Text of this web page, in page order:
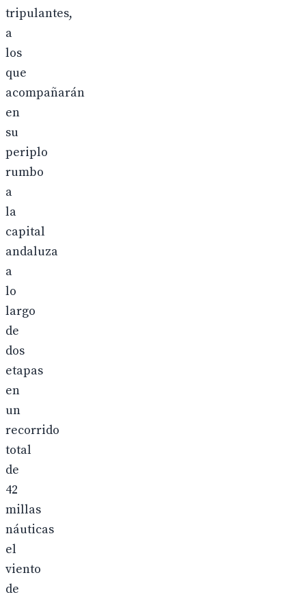
tripulantes,
a
los
que
acompañarán
en
su
periplo
rumbo
a
la
capital
andaluza
a
lo
largo
de
dos
etapas
en
un
recorrido
total
de
42
millas
náuticas
el
viento
de